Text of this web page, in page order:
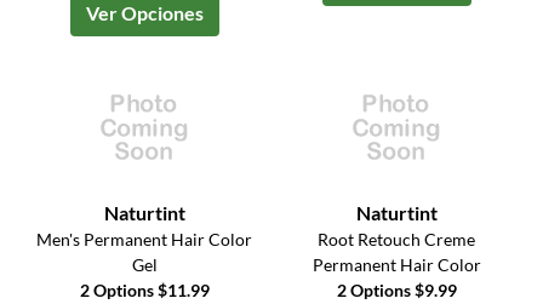
Ver Opciones
Naturtint
Men's Permanent Hair Color
Gel
2 Options $11.99
Naturtint
Root Retouch Creme
Permanent Hair Color
2 Options $9.99